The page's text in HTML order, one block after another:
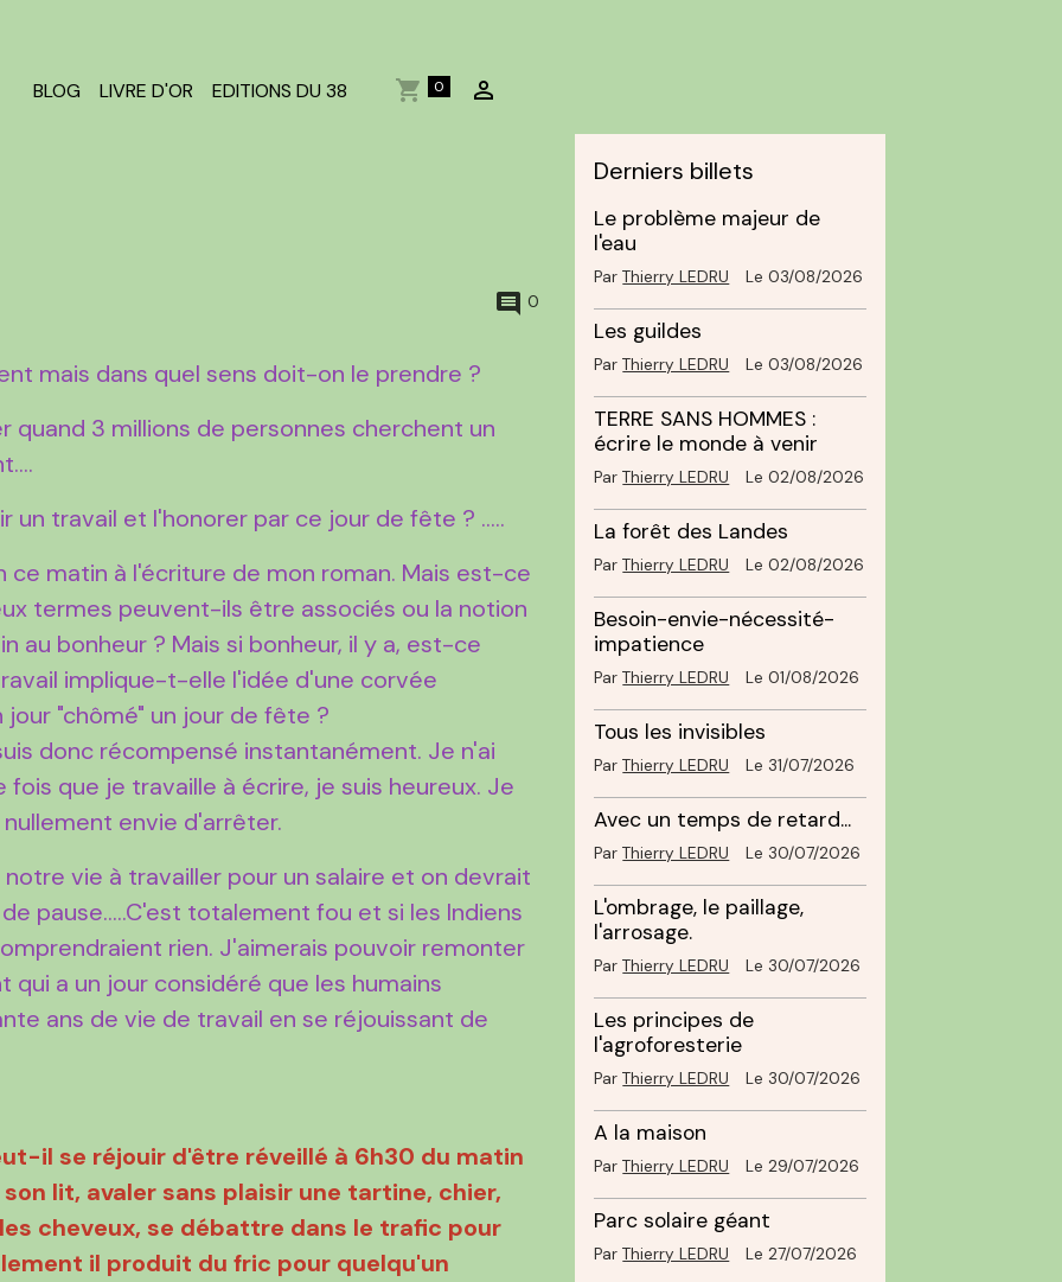
BLOG LIVRE D'OR EDITIONS DU 38 0
0
mais dans quel sens doit-on le prendre ?
quand 3 millions de personnes cherchent un
un travail et l'honorer par ce jour de fête ? .....
ce matin à l'écriture de mon roman. Mais est-ce
termes peuvent-ils être associés ou la notion
au bonheur ? Mais si bonheur, il y a, est-ce
implique-t-elle l'idée d'une corvée
"chômé" un jour de fête ?
donc récompensé instantanément. Je n'ai
que je travaille à écrire, je suis heureux. Je
envie d'arrêter.
vie à travailler pour un salaire et on devrait
pause.....C'est totalement fou et si les Indiens
rien. J'aimerais pouvoir remonter
a un jour considéré que les humains
ans de vie de travail en se réjouissant de
il se réjouir d'être réveillé à 6h30 du matin
lit, avaler sans plaisir une tartine, chier,
cheveux, se débattre dans le trafic pour
il produit du fric pour quelqu'un
Derniers billets
Le problème majeur de
l'eau
ParThierry LEDRU Le 03/08/2026
Les guildes
ParThierry LEDRU Le 03/08/2026
TERRE SANS HOMMES :
écrire le monde à venir
ParThierry LEDRU Le 02/08/2026
La forêt des Landes
ParThierry LEDRU Le 02/08/2026
Besoin-envie-nécessité-
impatience
ParThierry LEDRU Le 01/08/2026
Tous les invisibles
ParThierry LEDRU Le 31/07/2026
Avec un temps de retard...
ParThierry LEDRU Le 30/07/2026
L'ombrage, le paillage,
l'arrosage.
ParThierry LEDRU Le 30/07/2026
Les principes de
l'agroforesterie
ParThierry LEDRU Le 30/07/2026
A la maison
ParThierry LEDRU Le 29/07/2026
Parc solaire géant
ParThierry LEDRU Le 27/07/2026